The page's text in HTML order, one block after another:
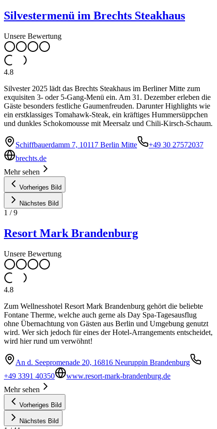
Silvestermenü im Brechts Steakhaus
Unsere Bewertung
4.8
Silvester 2025 lädt das Brechts Steakhaus im Berliner Mitte zum
exquisiten 3- oder 5-Gang-Menü ein. Am 31. Dezember erleben die
Gäste besonders festliche Gaumenfreuden. Darunter Highlights wie
ein erstklassiges Tomahawk-Steak, ein kräftiges Hummersüppchen
und dunkles Schokomousse mit Meersalz und Chili-Kirsch-Schaum.
Schiffbauerdamm 7, 10117 Berlin Mitte
+49 30 27572037
brechts.de
Mehr sehen
Vorheriges Bild
Nächstes Bild
1 /9
Resort Mark Brandenburg
Unsere Bewertung
4.8
Zum Wellnesshotel Resort Mark Brandenburg gehört die beliebte
Fontane Therme, welche auch gerne als Day Spa-Tagesausflug
ohne Übernachtung von Gästen aus Berlin und Umgebung genutzt
wird. Wer sich jedoch für eines der Hotel-Arrangements entscheidet,
wird hier rund um verwöhnt!
An d. Seepromenade 20, 16816 Neuruppin Brandenburg
+49 3391 40350
www.resort-mark-brandenburg.de
Mehr sehen
Vorheriges Bild
Nächstes Bild